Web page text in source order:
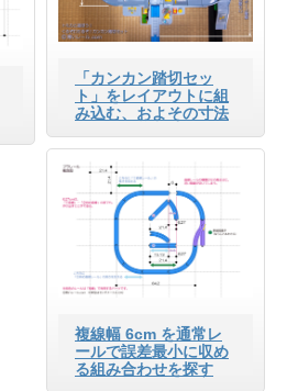
「カンカン踏切セッ
ト」をレイアウトに組
み込む、およその寸法
複線幅 6cm を通常レ
ールで誤差最小に収め
る組み合わせを探す